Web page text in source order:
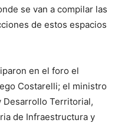
se van a compilar las
de estos espacios
en el foro el
Costarelli; el ministro
Desarrollo Territorial,
de Infraestructura y